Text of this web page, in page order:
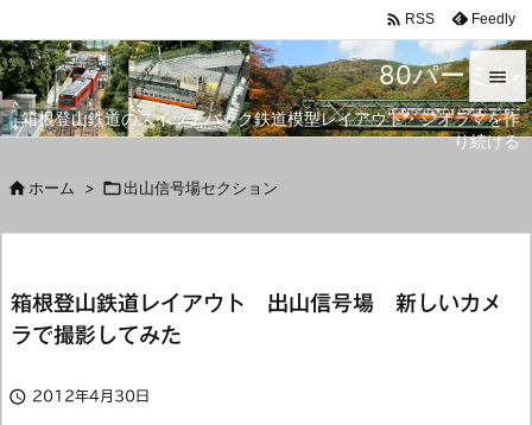
80パーミル
箱根登山鉄道のスイッチバック鉄道模型レイアウト・ジオラマを作
り続ける


メニュ

 RSS Feedly
 ホーム > 出山信号場セクション
箱根登山鉄道レイアウト 出山信号場 新しいカメ
ラで撮影してみた
 2012年4月30日